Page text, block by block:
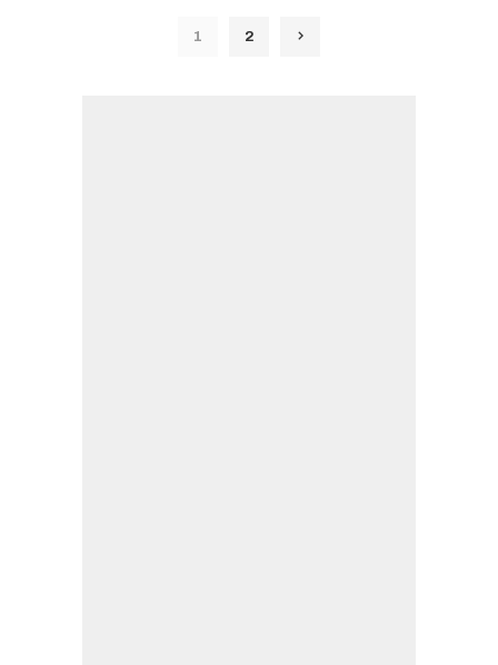
1 2